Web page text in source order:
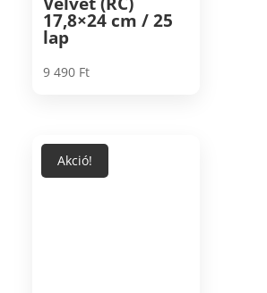
17,8×24 cm / 25
lap
9 490 Ft
Akció!